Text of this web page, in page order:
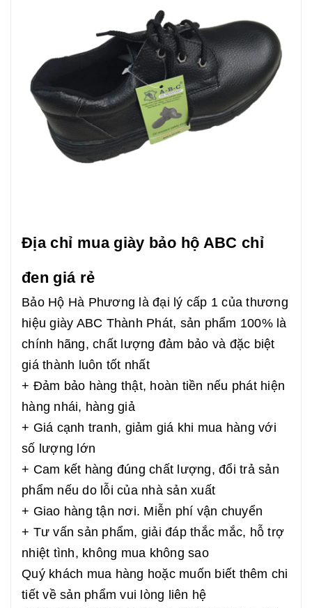
Địa chỉ mua giày bảo hộ ABC chỉ
đen giá rẻ
Bảo Hộ Hà Phương là đại lý cấp 1 của thương
hiệu giày ABC Thành Phát, sản phẩm 100% là
chính hãng, chất lượng đảm bảo và đặc biệt
giá thành luôn tốt nhất
+ Đảm bảo hàng thật, hoàn tiền nếu phát hiện
hàng nhái, hàng giả
+ Giá cạnh tranh, giảm giá khi mua hàng với
số lượng lớn
+ Cam kết hàng đúng chất lượng, đổi trả sản
phẩm nếu do lỗi của nhà sản xuất
+ Giao hàng tận nơi. Miễn phí vận chuyển
+ Tư vấn sản phẩm, giải đáp thắc mắc, hỗ trợ
nhiệt tình, không mua không sao
Quý khách mua hàng hoặc muốn biết thêm chi
tiết về sản phẩm vui lòng liên hệ